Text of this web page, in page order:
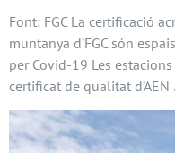
Font: FGC La certificació
muntanya d’FGC són
per Covid-19 Les
certificat de qualitat d’AEN